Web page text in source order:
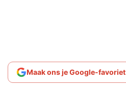
Maak ons je Google-favoriet